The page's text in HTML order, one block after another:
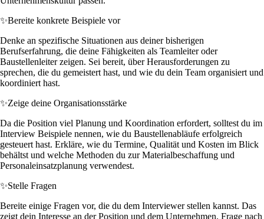
✨Bereite konkrete Beispiele vor
Denke an spezifische Situationen aus deiner bisherigen
Berufserfahrung, die deine Fähigkeiten als Teamleiter oder
Baustellenleiter zeigen. Sei bereit, über Herausforderungen zu
sprechen, die du gemeistert hast, und wie du dein Team organisiert und
koordiniert hast.
✨Zeige deine Organisationsstärke
Da die Position viel Planung und Koordination erfordert, solltest du im
Interview Beispiele nennen, wie du Baustellenabläufe erfolgreich
gesteuert hast. Erkläre, wie du Termine, Qualität und Kosten im Blick
behältst und welche Methoden du zur Materialbeschaffung und
Personaleinsatzplanung verwendest.
✨Stelle Fragen
Bereite einige Fragen vor, die du dem Interviewer stellen kannst. Das
zeigt dein Interesse an der Position und dem Unternehmen. Frage nach